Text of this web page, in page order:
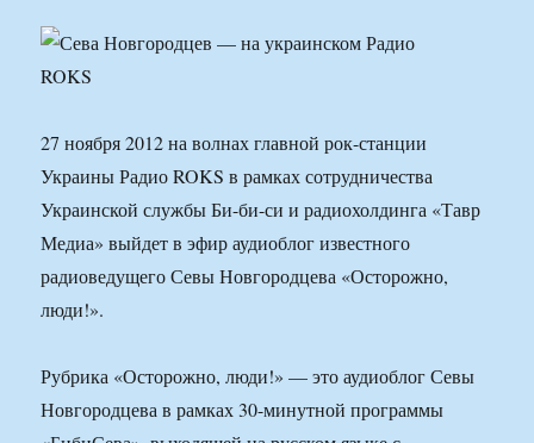
27 ноября 2012 на волнах главной рок-станции
Украины Радио ROKS в рамках сотрудничества
Украинской службы Би-би-си и радиохолдинга «Тавр
Медиа» выйдет в эфир аудиоблог известного
радиоведущего Севы Новгородцева «Осторожно,
люди!».
Рубрика «Осторожно, люди!» — это аудиоблог Севы
Новгородцева в рамках 30-минутной программы